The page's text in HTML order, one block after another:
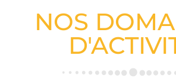
NOS